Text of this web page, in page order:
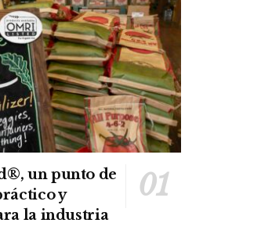
un punto de
y
la industria